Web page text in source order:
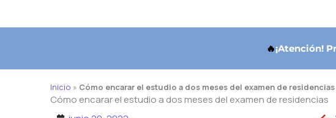
🔥¡Atención!
Inicio » Cómo encarar el estudio a dos meses del examen de residencias
Cómo encarar el estudio a dos meses del examen de residencias